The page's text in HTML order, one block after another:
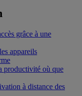
grâce à une
appareils
productivité où que
à distance des